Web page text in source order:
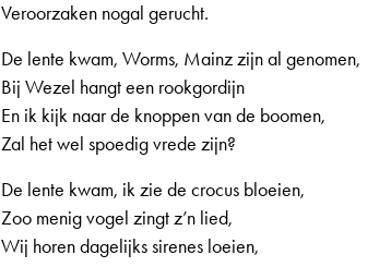
Veroorzaken nogal gerucht.
De lente kwam, Worms, Mainz zijn al genomen,
Bij Wezel hangt een rookgordijn
En ik kijk naar de knoppen van de boomen,
Zal het wel spoedig vrede zijn?
De lente kwam, ik zie de crocus bloeien,
Zoo menig vogel zingt z’n lied,
Wij horen dagelijks sirenes loeien,